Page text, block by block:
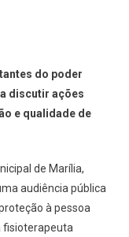
do poder
discutir ações
e qualidade de
de Marília,
audiência pública
à pessoa
fisioterapeuta